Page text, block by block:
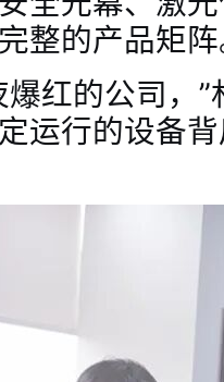
整的产品矩
红的公司，
运行的设备